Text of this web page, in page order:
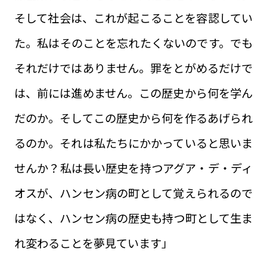
そして社会は、これが起こることを容認してい
た。私はそのことを忘れたくないのです。でも
それだけではありません。罪をとがめるだけで
は、前には進めません。この歴史から何を学ん
だのか。そしてこの歴史から何を作るあげられ
るのか。それは私たちにかかっていると思いま
せんか？私は長い歴史を持つアグア・デ・ディ
オスが、ハンセン病の町として覚えられるので
はなく、ハンセン病の歴史も持つ町として生ま
れ変わることを夢見ています」